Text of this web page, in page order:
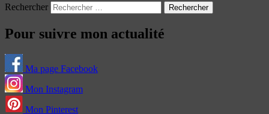
Rechercher
Pour suivre mon actualité
Ma page Facebook
Mon Instagram
Mon Pinterest